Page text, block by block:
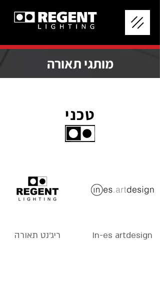
מותגי תאורה
טכני
ריג'נט תאורה In-es artdesign